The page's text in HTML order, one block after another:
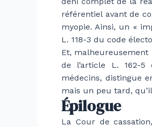
référentiel avant de
myopie. Ainsi, un «
L. 118-3 du code
Et, malheureusement
de l’article L. 162-
médecins, distingue
mais un peu tard,
Épilogue
La Cour de